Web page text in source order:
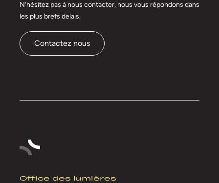
N’hésitez pas à nous contacter, nous vous répondons dans
les plus brefs delais.
Contactez nous
Office des lumières